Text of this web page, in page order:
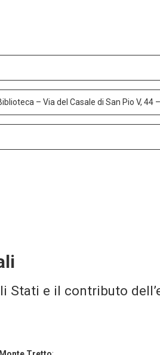
– Via del Casale di San Pio V, 44
Stati e il contributo